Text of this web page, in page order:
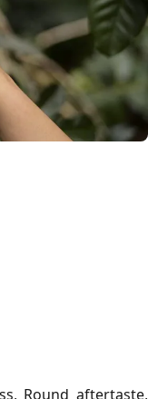
Round aftertaste,